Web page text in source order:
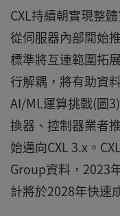
CXL持續朝實現整
從伺服器內部開始
標準將互連範圍拓
行解耦，將有助資
AI/ML運算挑戰(圖
換器、控制器業者
始邁向CXL 3.x。
Group資料，2023
計將於2028年快速